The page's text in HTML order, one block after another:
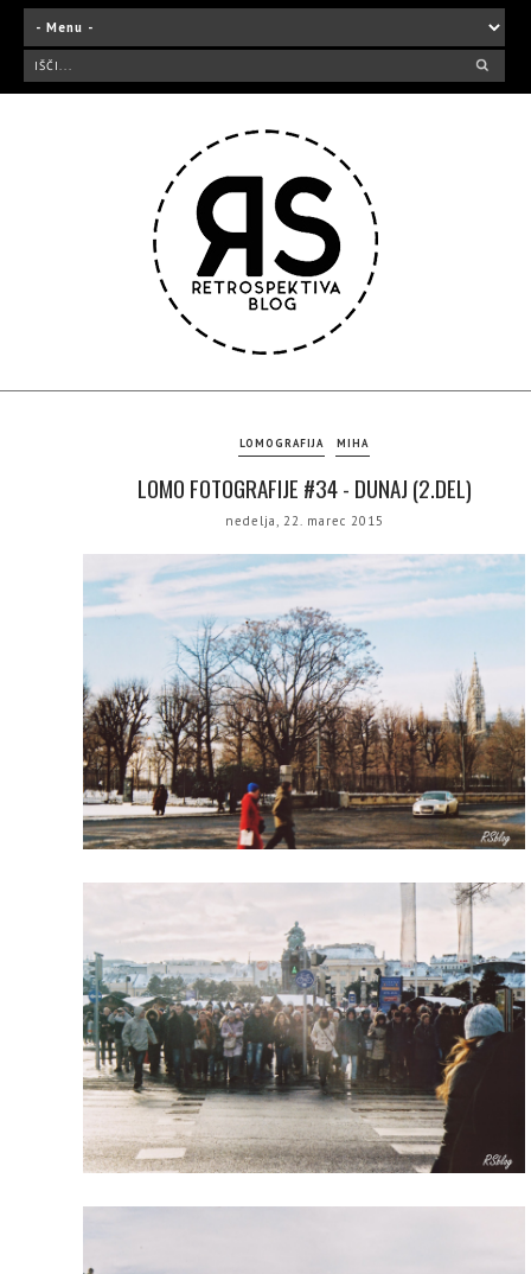
LOMOGRAFIJA MIHA
LOMO FOTOGRAFIJE #34 - DUNAJ (2.DEL)
nedelja, 22. marec 2015